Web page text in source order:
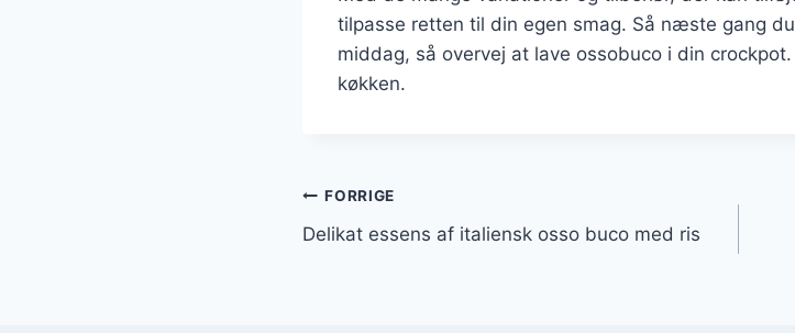
tilpasse retten til din egen smag. Så næste gang
middag, så overvej at lave ossobuco i din
køkken.
Indlægsnavigation
FORRIGE
Delikat essens af italiensk osso buco med ris